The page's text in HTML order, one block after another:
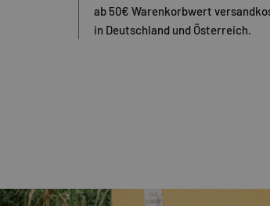
ab 50€ Warenkorbwert
in Deutschland und Österreich.